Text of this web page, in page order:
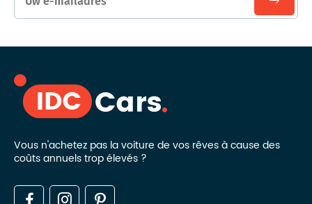
Vous n'achetez pas la voiture de vos rêves à cause des
coûts annuels trop élevés ?